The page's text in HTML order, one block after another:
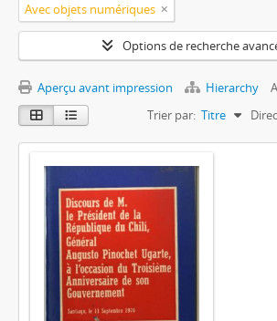
Avec objets numériques
Options de recherche
Aperçu avant impression Hierarchy
Trier par: Titre